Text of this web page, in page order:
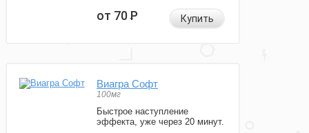
от 70Р Купить
Виагра Софт
100мг
Быстрое наступление
эффекта, уже через 20 минут.